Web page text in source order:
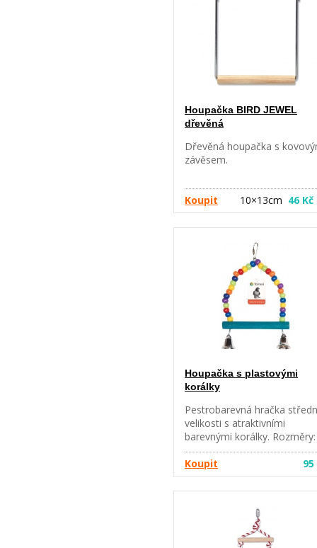
Houpačka BIRD JEWEL
dřevěná
Dřevěná houpačka s
závěsem.
Koupit 10×13cm 46 Kč
Houpačka s plastovými
korálky
Pestrobarevná hračka
velikosti s atraktivními
barevnými korálky. Rozměry:
cca. 16 x 15 cm
Koupit
95